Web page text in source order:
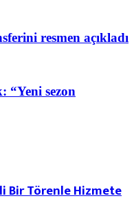
resmen açıkladı
“Yeni sezon
Bir Törenle Hizmete